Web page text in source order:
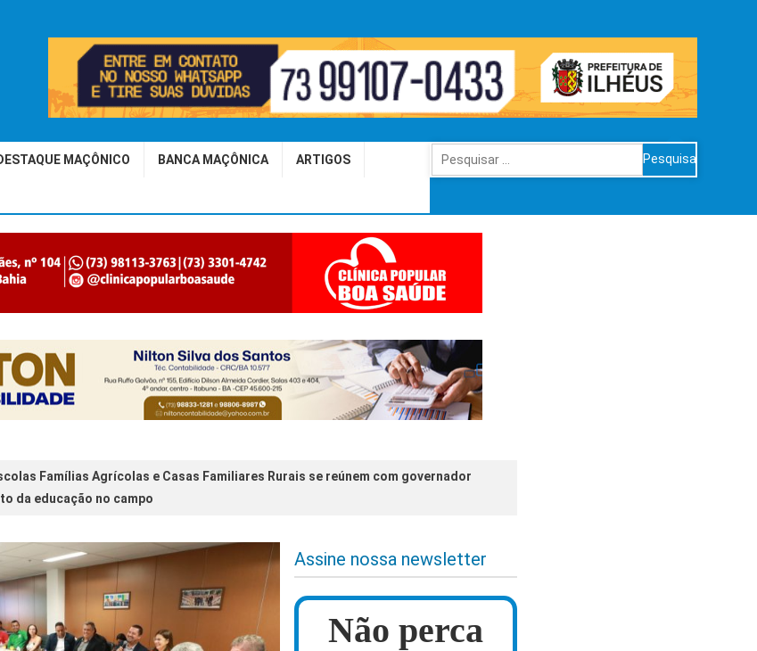
MAÇÔNICO BANCA MAÇÔNICA ARTIGOS
Pesquisar
por:
Famílias Agrícolas e Casas Familiares Rurais se reúnem com governador
da educação no campo
Assine nossa newsletter
Não perca